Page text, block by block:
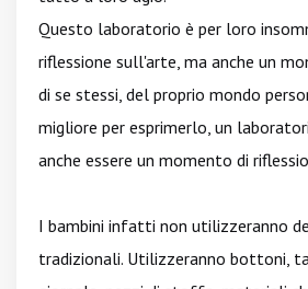
Questo laboratorio è per loro
riflessione sull'arte, ma anche un
di se stessi, del proprio mondo
migliore per esprimerlo, un
anche essere un momento di
I bambini infatti non utilizzeranno
tradizionali. Utilizzeranno bottoni,